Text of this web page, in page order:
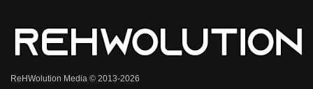
ReHWolution Media © 2013-2026